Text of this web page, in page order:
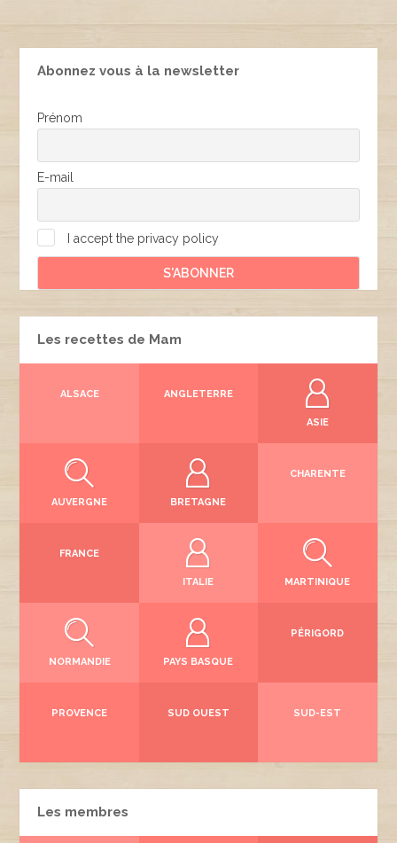
Abonnez vous à la newsletter
Prénom
E-mail
I accept the privacy policy
Les recettes de Mam
ALSACE ANGLETERRE
ASIE
AUVERGNE BRETAGNE
CHARENTE
FRANCE
ITALIE MARTINIQUE
NORMANDIE PAYS BASQUE
PÉRIGORD
PROVENCE SUD OUEST SUD-EST
Les membres